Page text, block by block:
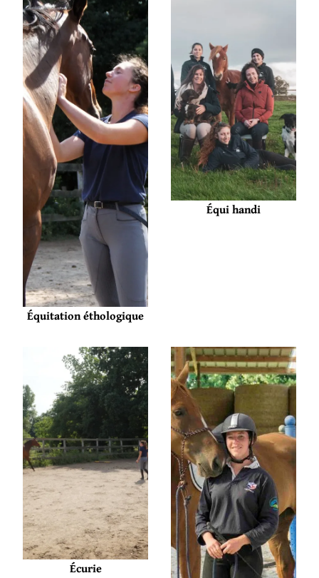
Équitation éthologique
Équi handi
Écurie